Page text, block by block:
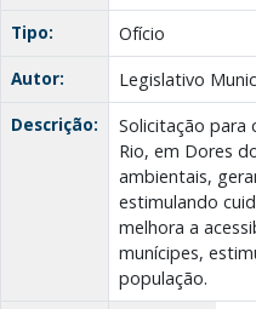
Tipo:
Ofício
Autor:
Legislativo
Descrição:
Solicitação para
Rio, em Dores
ambientais,
estimulando
melhora a
munícipes,
população.